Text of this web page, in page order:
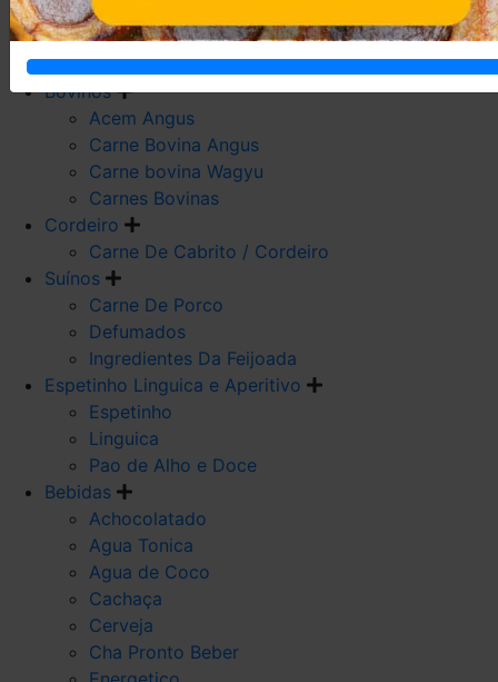
Carne De Frango
Carne De Galeto
Codorna
Bovinos
Acem Angus
Carne Bovina Angus
Carne bovina Wagyu
Carnes Bovinas
Cordeiro
Carne De Cabrito / Cordeiro
Suínos
Carne De Porco
Defumados
Ingredientes Da Feijoada
Espetinho Linguica e Aperitivo
Espetinho
Linguica
Pao de Alho e Doce
Bebidas
Achocolatado
Agua Tonica
Agua de Coco
Cachaça
Cerveja
Cha Pronto Beber